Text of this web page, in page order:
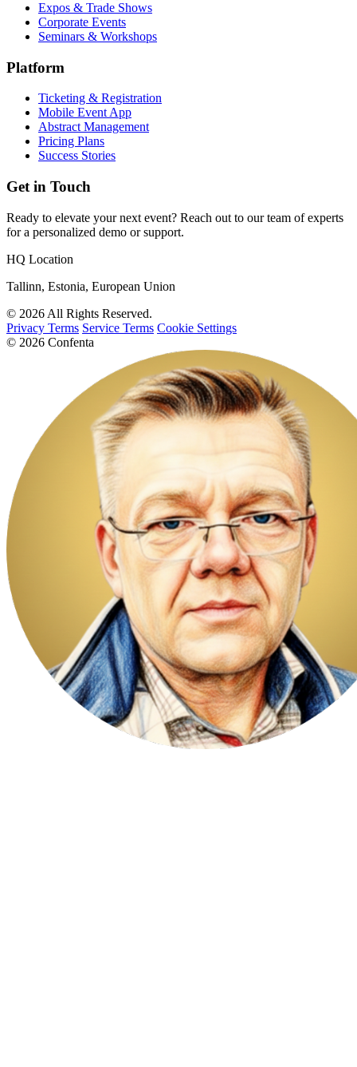
Expos & Trade Shows
Corporate Events
Seminars & Workshops
Platform
Ticketing & Registration
Mobile Event App
Abstract Management
Pricing Plans
Success Stories
Get in Touch
Ready to elevate your next event? Reach out to our team of experts
for a personalized demo or support.
HQ Location
Tallinn, Estonia, European Union
© 2026 All Rights Reserved.
Privacy Terms Service Terms Cookie Settings
© 2026 Confenta